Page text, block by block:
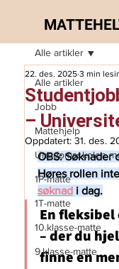
Alle artikler
Jobb
Mattehjelp
Ungdomsskolen
1P-matte
1T-matte
10.klasse-matte
9.klasse-matte
Alle artikler
–
22. des. 2025 3 min
Oppdatert:31. des.
OBS: Søknader
Høres rollen
søknad i dag.
En
– der du
finne en